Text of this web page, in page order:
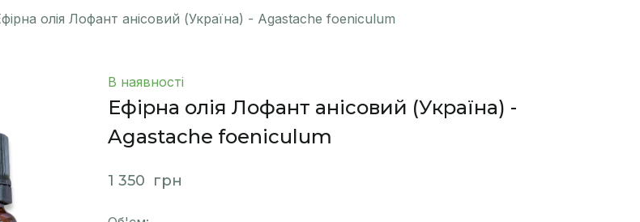
олія Лофант анісовий (Україна) - Agastache foeniculum
В наявності
Ефірна олія Лофант анісовий (Україна) -
Agastache foeniculum
1 350  грн